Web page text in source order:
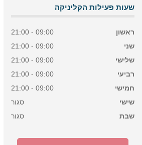
שעות פעילות הקליניקה
ראשון
09:00 - 21:00
שני
09:00 - 21:00
שלישי
09:00 - 21:00
רביעי
09:00 - 21:00
חמישי
09:00 - 21:00
שישי
סגור
שבת
סגור